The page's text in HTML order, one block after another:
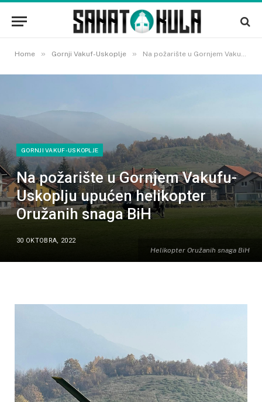
Home » Gornji Vakuf-Uskoplje » Na požarište u Gornjem Vakufu- Uskoplju upućen helikopter Oružanih snaga BiH
Helikopter Oružanih snaga BiH
GORNJI VAKUF-USKOPLJE
Na požarište u Gornjem Vakufu-
Uskoplju upućen helikopter
Oružanih snaga BiH
30 OKTOBRA, 2022